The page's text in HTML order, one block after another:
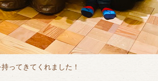
ってきてくれました！